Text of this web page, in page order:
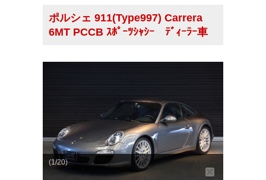
ポルシェ 911(Type997) Carrera
6MT PCCB ｽﾎﾟｰﾂｼｬｼｰ ﾃﾞｨｰﾗｰ車
(1/20)